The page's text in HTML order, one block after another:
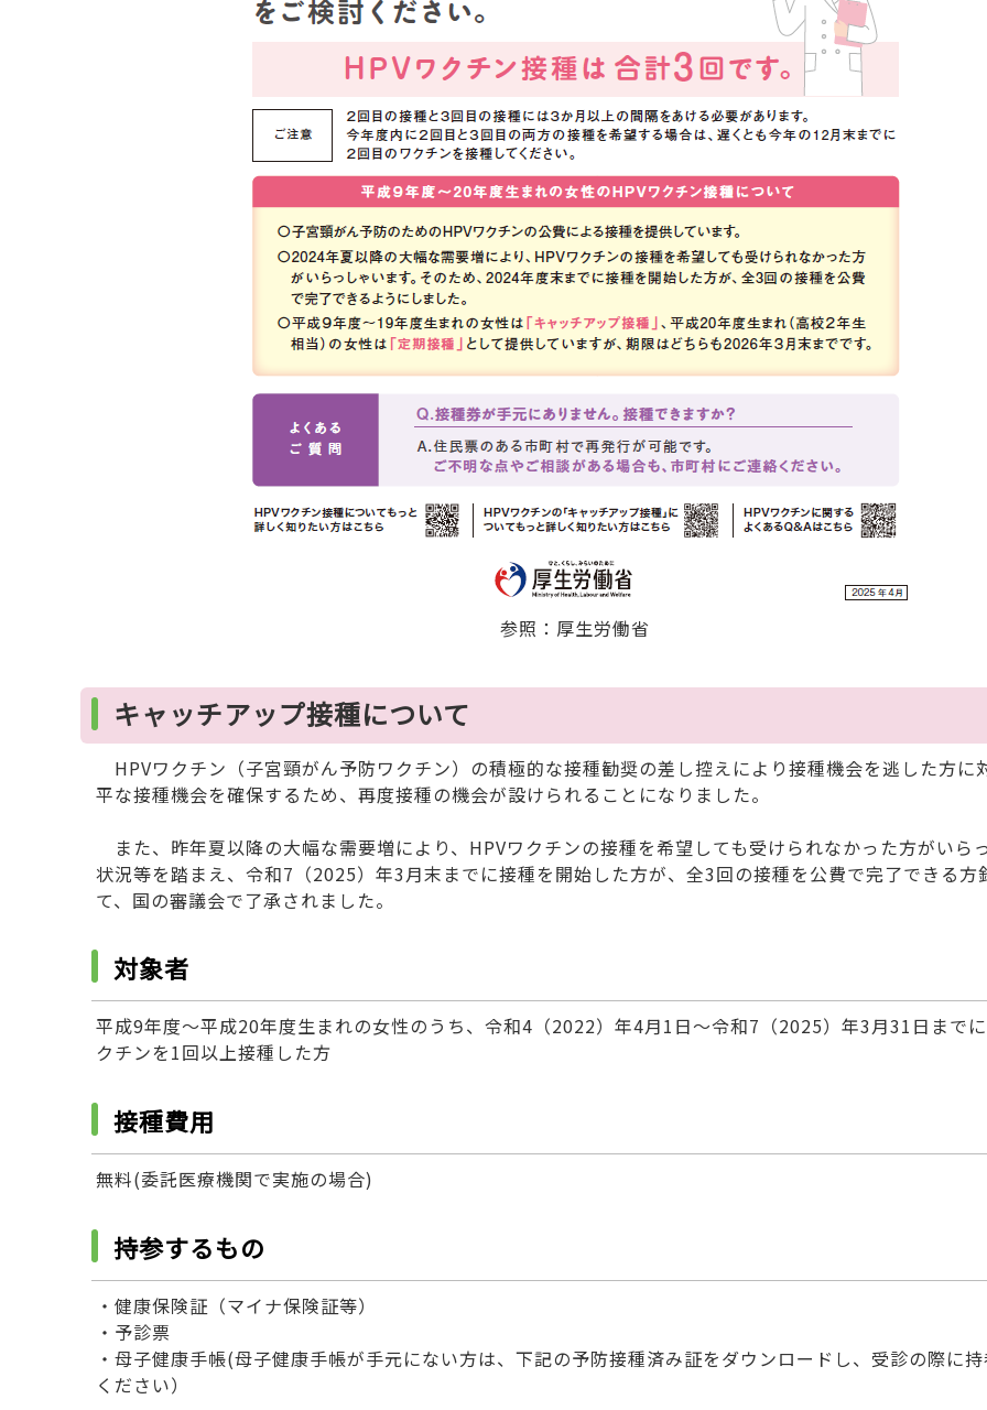
参照：厚生労働省
キャッチアップ接種について
HPVワクチン（子宮頸がん予防ワクチン）の積極的な接種勧奨の差し控えにより接種機会を逃した方に
平な接種機会を確保するため、再度接種の機会が設けられることになりました。
また、昨年夏以降の大幅な需要増により、HPVワクチンの接種を希望しても受けられなかった方がいら
状況等を踏まえ、令和7（2025）年3月末までに接種を開始した方が、全3回の接種を公費で完了できる方
て、国の審議会で了承されました。
対象者
平成9年度～平成20年度生まれの女性のうち、令和4（2022）年4月1日～令和7（2025）年3月31日まで
クチンを1回以上接種した方
接種費用
無料(委託医療機関で実施の場合)
持参するもの
・健康保険証（マイナ保険証等）
・予診票
・母子健康手帳(母子健康手帳が手元にない方は、下記の予防接種済み証をダウンロードし、受診の際に持
ください）